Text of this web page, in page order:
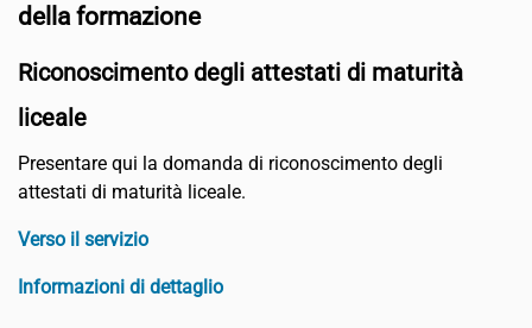
della formazione
Riconoscimento degli attestati di maturità
liceale
Presentare qui la domanda di riconoscimento degli
attestati di maturità liceale.
Verso il servizio
Informazioni di dettaglio